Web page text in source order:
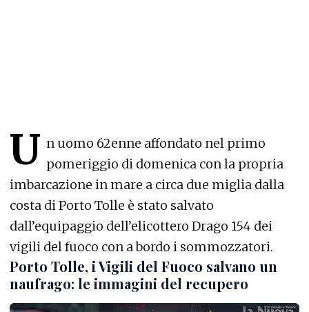
U n uomo 62enne affondato nel primo
pomeriggio di domenica con la propria
imbarcazione in mare a circa due miglia dalla
costa di Porto Tolle è stato salvato
dall’equipaggio dell’elicottero Drago 154 dei
vigili del fuoco con a bordo i sommozzatori.
Porto Tolle, i Vigili del Fuoco salvano un
naufrago: le immagini del recupero